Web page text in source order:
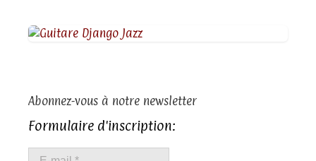
Abonnez-vous à notre newsletter
Formulaire d'inscription: